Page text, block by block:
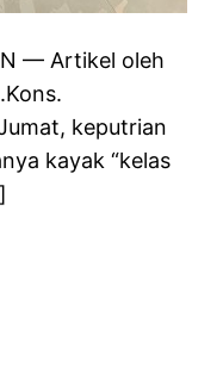
— Artikel oleh
keputrian
kayak “kelas